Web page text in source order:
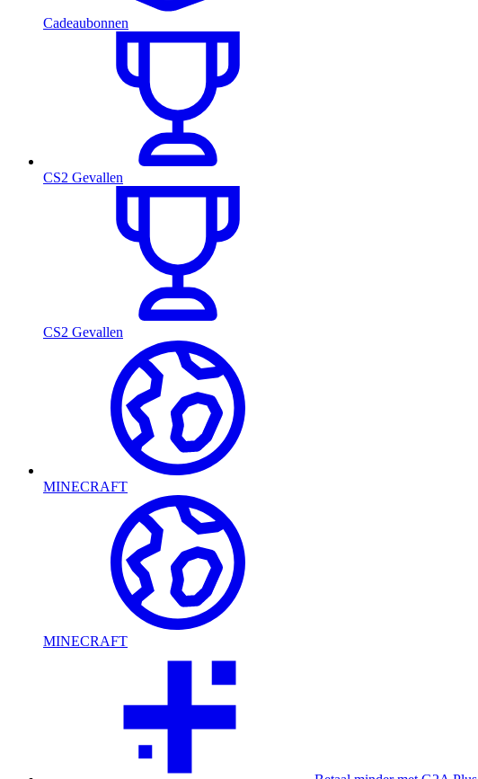
Cadeaubonnen
CS2 Gevallen
CS2 Gevallen
MINECRAFT
MINECRAFT